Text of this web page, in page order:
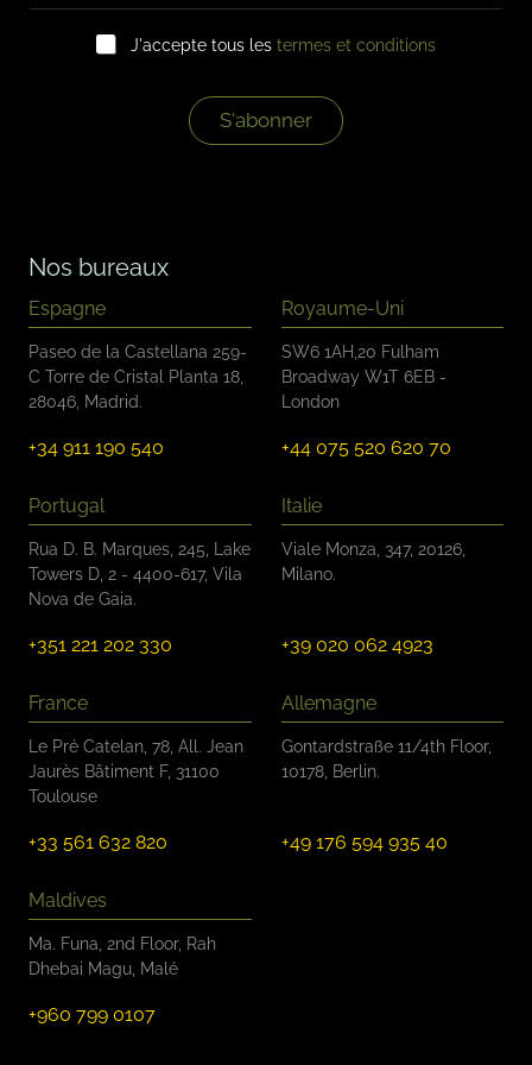
m
e
r
*
J'accepte tous les termes et conditions
S'abonner
Nos bureaux
Espagne
Paseo de la Castellana 259-
C Torre de Cristal Planta 18,
28046, Madrid.
+34 911 190 540
Royaume-Uni
SW6 1AH,20 Fulham
Broadway W1T 6EB -
London
+44 075 520 620 70
Portugal
Rua D. B. Marques, 245, Lake
Towers D, 2 - 4400-617, Vila
Nova de Gaia.
+351 221 202 330
Italie
Viale Monza, 347, 20126,
Milano.
+39 020 062 4923
France
Le Pré Catelan, 78, All. Jean
Jaurès Bâtiment F, 31100
Toulouse
+33 561 632 820
Allemagne
Gontardstraße 11/4th Floor,
10178, Berlin.
+49 176 594 935 40
Maldives
Ma. Funa, 2nd Floor, Rah
Dhebai Magu, Malé
+960 799 0107